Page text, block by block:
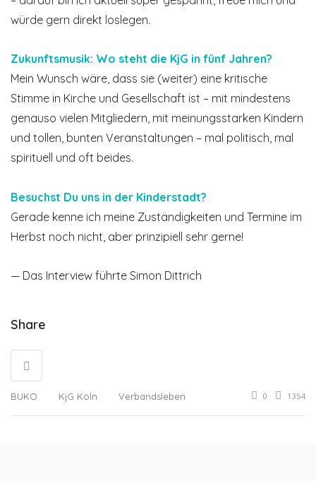
würde gern direkt loslegen.
Zukunftsmusik: Wo steht die KjG in fünf Jahren?
Mein Wunsch wäre, dass sie (weiter) eine kritische
Stimme in Kirche und Gesellschaft ist – mit mindestens
genau­so vielen Mitgliedern, mit meinungsstarken Kindern
und tollen, bunten Veran­staltungen – mal politisch, mal
spirituell und oft beides.
Besuchst Du uns in der Kinderstadt?
Gerade kenne ich meine Zuständigkeiten und Termine im
Herbst noch nicht, aber prinzipiell sehr gerne!
— Das Interview führte Simon Dittrich
Share
BUKO KjG Köln Verbandsleben 0 1354